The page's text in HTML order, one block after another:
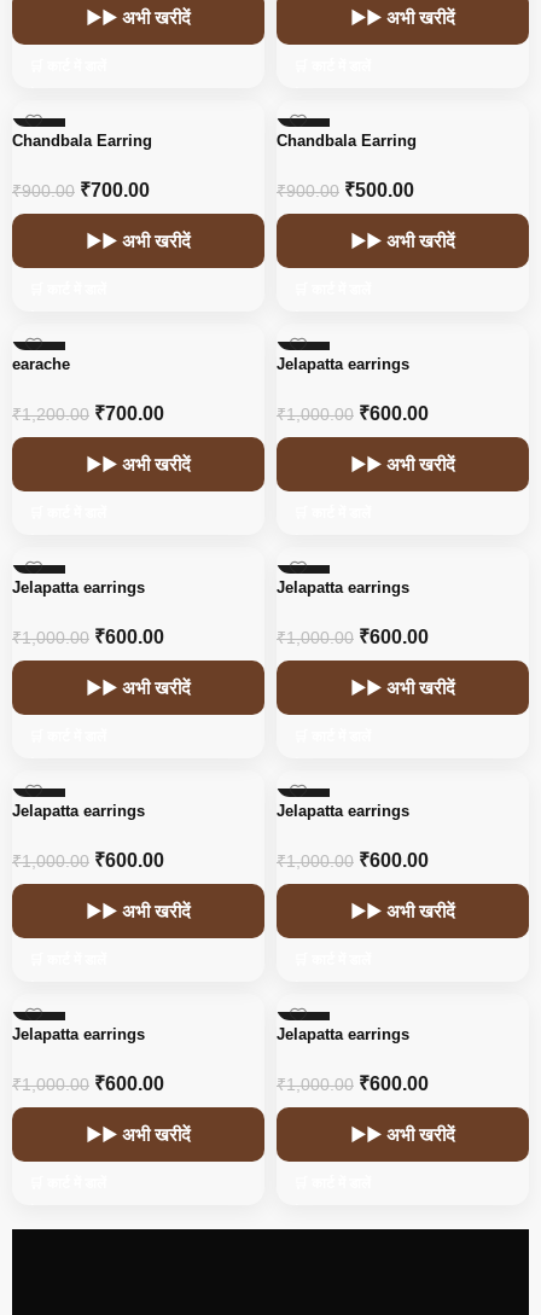
▶▶ अभी खरीदें ▶▶ अभी खरीदें
-22%
Chandbala Earring
₹900.00 ₹700.00
▶▶ अभी खरीदें
-44%
Chandbala Earring
₹900.00 ₹500.00
▶▶ अभी खरीदें
earache
₹1,200.00 ₹700.00
▶▶ अभी खरीदें
-40%
Jelapatta earrings
₹1,000.00 ₹600.00
▶▶ अभी खरीदें
-40%
Jelapatta earrings
₹1,000.00 ₹600.00
▶▶ अभी खरीदें
-40%
Jelapatta earrings
₹1,000.00 ₹600.00
▶▶ अभी खरीदें
-40%
Jelapatta earrings
₹1,000.00 ₹600.00
▶▶ अभी खरीदें
-40%
Jelapatta earrings
₹1,000.00 ₹600.00
▶▶ अभी खरीदें
-40%
Jelapatta earrings
₹1,000.00 ₹600.00
▶▶ अभी खरीदें
-40%
Jelapatta earrings
₹1,000.00 ₹600.00
▶▶ अभी खरीदें